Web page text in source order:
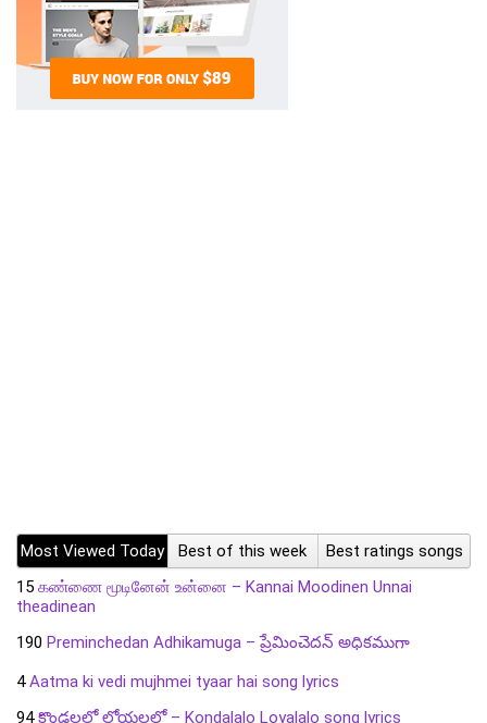
Most Viewed Today Best of this week
Best ratings songs
15 கண்ணை மூடினேன் உன்னை – Kannai Moodinen Unnai
theadinean
190 Preminchedan Adhikamuga – ప్రేమించెదన్ అధికముగా
4 Aatma ki vedi mujhmei tyaar hai song lyrics
94 కొండలలో లోయలలో – Kondalalo Loyalalo song lyrics